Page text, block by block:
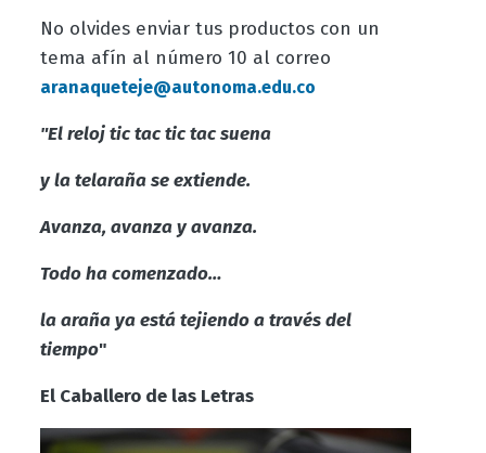
No olvides enviar tus productos con un
tema afín al número 10 al correo
aranaqueteje@autonoma.edu.co
"El reloj tic tac tic tac suena
y la telaraña se extiende.
Avanza, avanza y avanza.
Todo ha comenzado…
la araña ya está tejiendo a través del
tiempo"
El Caballero de las Letras